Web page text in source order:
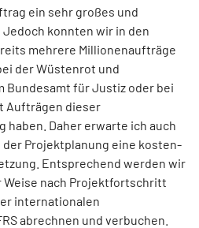
ein sehr großes und
konnten wir in den
mehrere Millionenaufträge
der Wüstenrot und
Bundesamt für Justiz oder bei
Aufträgen dieser
haben. Daher erwarte ich auch
Projektplanung eine kosten-
Entsprechend werden wir
nach Projektfortschritt
internationalen
abrechnen und verbuchen.